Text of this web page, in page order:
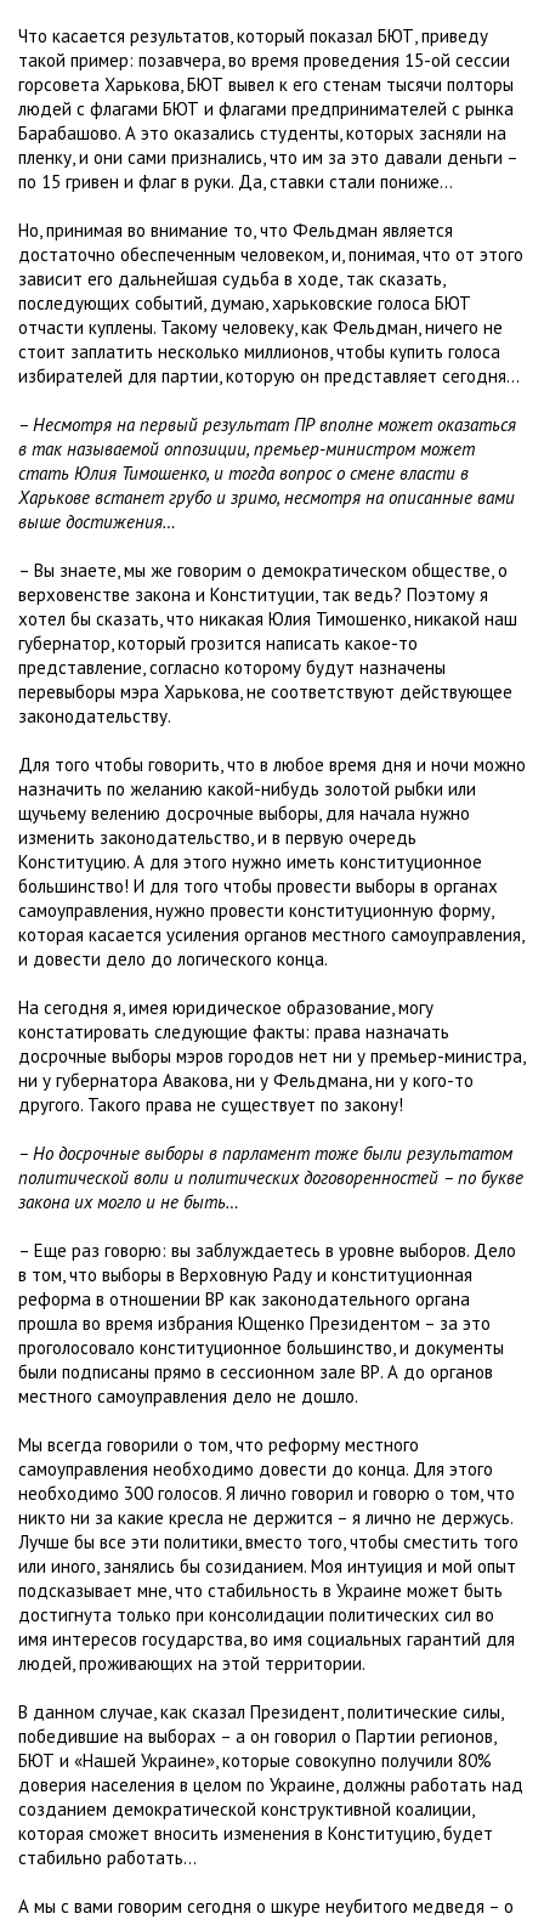
Что касается результатов, который показал БЮТ, приведу
такой пример: позавчера, во время проведения 15-ой сессии
горсовета Харькова, БЮТ вывел к его стенам тысячи полторы
людей с флагами БЮТ и флагами предпринимателей с рынка
Барабашово. А это оказались студенты, которых засняли на
пленку, и они сами признались, что им за это давали деньги –
по 15 гривен и флаг в руки. Да, ставки стали пониже…
Но, принимая во внимание то, что Фельдман является
достаточно обеспеченным человеком, и, понимая, что от этого
зависит его дальнейшая судьба в ходе, так сказать,
последующих событий, думаю, харьковские голоса БЮТ
отчасти куплены. Такому человеку, как Фельдман, ничего не
стоит заплатить несколько миллионов, чтобы купить голоса
избирателей для партии, которую он представляет сегодня…
– Несмотря на первый результат ПР вполне может оказаться
в так называемой оппозиции, премьер-министром может
стать Юлия Тимошенко, и тогда вопрос о смене власти в
Харькове встанет грубо и зримо, несмотря на описанные вами
выше достижения…
– Вы знаете, мы же говорим о демократическом обществе, о
верховенстве закона и Конституции, так ведь? Поэтому я
хотел бы сказать, что никакая Юлия Тимошенко, никакой наш
губернатор, который грозится написать какое-то
представление, согласно которому будут назначены
перевыборы мэра Харькова, не соответствуют действующее
законодательству.
Для того чтобы говорить, что в любое время дня и ночи можно
назначить по желанию какой-нибудь золотой рыбки или
щучьему велению досрочные выборы, для начала нужно
изменить законодательство, и в первую очередь
Конституцию. А для этого нужно иметь конституционное
большинство! И для того чтобы провести выборы в органах
самоуправления, нужно провести конституционную форму,
которая касается усиления органов местного самоуправления,
и довести дело до логического конца.
На сегодня я, имея юридическое образование, могу
констатировать следующие факты: права назначать
досрочные выборы мэров городов нет ни у премьер-министра,
ни у губернатора Авакова, ни у Фельдмана, ни у кого-то
другого. Такого права не существует по закону!
– Но досрочные выборы в парламент тоже были результатом
политической воли и политических договоренностей – по букве
закона их могло и не быть…
– Еще раз говорю: вы заблуждаетесь в уровне выборов. Дело
в том, что выборы в Верховную Раду и конституционная
реформа в отношении ВР как законодательного органа
прошла во время избрания Ющенко Президентом – за это
проголосовало конституционное большинство, и документы
были подписаны прямо в сессионном зале ВР. А до органов
местного самоуправления дело не дошло.
Мы всегда говорили о том, что реформу местного
самоуправления необходимо довести до конца. Для этого
необходимо 300 голосов. Я лично говорил и говорю о том, что
никто ни за какие кресла не держится – я лично не держусь.
Лучше бы все эти политики, вместо того, чтобы сместить того
или иного, занялись бы созиданием. Моя интуиция и мой опыт
подсказывает мне, что стабильность в Украине может быть
достигнута только при консолидации политических сил во
имя интересов государства, во имя социальных гарантий для
людей, проживающих на этой территории.
В данном случае, как сказал Президент, политические силы,
победившие на выборах – а он говорил о Партии регионов,
БЮТ и «Нашей Украине», которые совокупно получили 80%
доверия населения в целом по Украине, должны работать над
созданием демократической конструктивной коалиции,
которая сможет вносить изменения в Конституцию, будет
стабильно работать…
А мы с вами говорим сегодня о шкуре неубитого медведя – о